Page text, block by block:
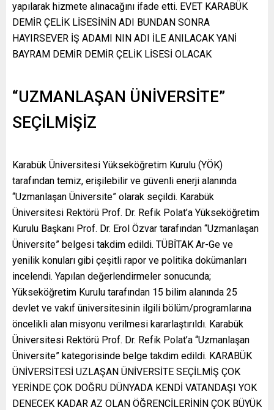
yapılarak hizmete alınacağını ifade etti. EVET KARABÜK
DEMİR ÇELİK LİSESİNİN ADI BUNDAN SONRA
HAYIRSEVER İŞ ADAMI NIN ADI İLE ANILACAK YANİ
BAYRAM DEMİR DEMİR ÇELİK LİSESİ OLACAK
“UZMANLAŞAN ÜNİVERSİTE”
SEÇİLMİŞİZ
Karabük Üniversitesi Yükseköğretim Kurulu (YÖK)
tarafından temiz, erişilebilir ve güvenli enerji alanında
“Uzmanlaşan Üniversite” olarak seçildi. Karabük
Üniversitesi Rektörü Prof. Dr. Refik Polat’a Yükseköğretim
Kurulu Başkanı Prof. Dr. Erol Özvar tarafından “Uzmanlaşan
Üniversite” belgesi takdim edildi. TÜBİTAK Ar-Ge ve
yenilik konuları gibi çeşitli rapor ve politika dokümanları
incelendi. Yapılan değerlendirmeler sonucunda;
Yükseköğretim Kurulu tarafından 15 bilim alanında 25
devlet ve vakıf üniversitesinin ilgili bölüm/programlarına
öncelikli alan misyonu verilmesi kararlaştırıldı. Karabük
Üniversitesi Rektörü Prof. Dr. Refik Polat’a “Uzmanlaşan
Üniversite” kategorisinde belge takdim edildi. KARABÜK
ÜNİVERSİTESİ UZLAŞAN ÜNİVERSİTE SEÇİLMİŞ ÇOK
YERİNDE ÇOK DOĞRU DÜNYADA KENDİ VATANDAŞI YOK
DENECEK KADAR AZ OLAN ÖĞRENCİLERİNİN ÇOK BÜYÜK